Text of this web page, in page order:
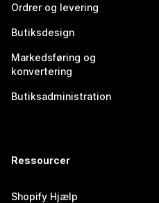
Ordrer og levering
Butiksdesign
Markedsføring og
konvertering
Butiksadministration
Ressourcer
Shopify Hjælp